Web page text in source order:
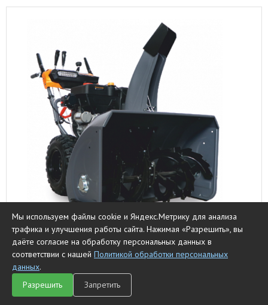
Снегоуборщик бензиновый Villartec WB 1176E (DA)
162190 ₽
Нет в наличии
Главная Каталог Чат
Мы используем файлы cookie и Яндекс.Метрику для анализа
трафика и улучшения работы сайта. Нажимая «Разрешить», вы
даёте согласие на обработку персональных данных в
соответствии с нашей Политикой обработки персональных
данных.
Разрешить
Запретить